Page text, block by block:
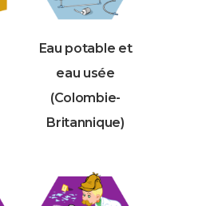
Eau potable et
eau usée
(Colombie-
Britannique)